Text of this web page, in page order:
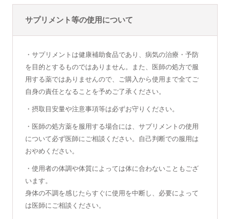
サプリメント等の使用について
・サプリメントは健康補助食品であり、病気の治療・予防
を目的とするものではありません。また、医師の処方で服
用する薬ではありませんので、ご購入から使用まで全てご
自身の責任となることを予めご了承ください。
・摂取目安量や注意事項等は必ずお守りください。
・医師の処方薬を服用する場合には、サプリメントの使用
について必ず医師にご相談ください。自己判断での服用は
おやめください。
・使用者の体調や体質によっては体に合わないこともござ
います。
身体の不調を感じたらすぐに使用を中断し、必要によって
は医師にご相談ください。